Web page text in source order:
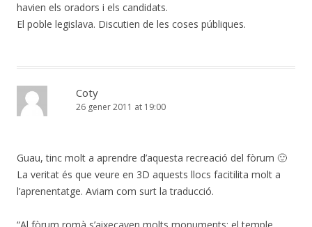
havien els oradors i els candidats.
El poble legislava. Discutien de les coses públiques.
Coty
26 gener 2011 at 19:00
Guau, tinc molt a aprendre d’aquesta recreació del fòrum 🙂
La veritat és que veure en 3D aquests llocs facitilita molt a
l’aprenentatge. Aviam com surt la traducció.